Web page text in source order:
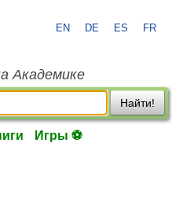
EN DE ES FR
Академике
Найти!
Игры ⚽